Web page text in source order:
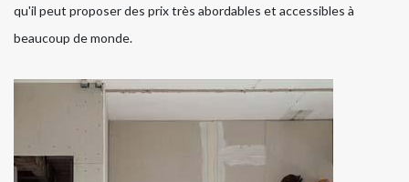
qu'il peut proposer des prix très abordables et accessibles à
beaucoup de monde.